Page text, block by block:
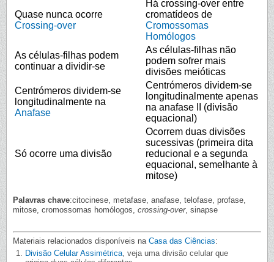
Quase nunca ocorre
Crossing-over
Há crossing-over entre
cromatídeos de
Cromossomas
Homólogos
As células-filhas podem
continuar a dividir-se
As células-filhas não
podem sofrer mais
divisões meióticas
Centrómeros dividem-se
longitudinalmente na
Anafase
Centrómeros dividem-se
longitudinalmente apenas
na anafase II (divisão
equacional)
Só ocorre uma divisão
Ocorrem duas divisões
sucessivas (primeira dita
reducional e a segunda
equacional, semelhante à
mitose)
Palavras chave:citocinese, metafase, anafase, telofase, profase,
mitose, cromossomas homólogos, crossing-over, sinapse
Materiais relacionados disponíveis na Casa das Ciências:
Divisão Celular Assimétrica, veja uma divisão celular que